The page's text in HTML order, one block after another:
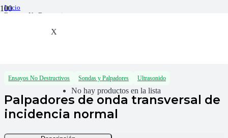
X
No hay productos en la lista
Inicio
Ensayos No Destructivos
Sondas y Palpadores
Ensayos No Destructivos Sondas y Palpadores Ultrasonido
Palpadores de onda transversal de
incidencia normal